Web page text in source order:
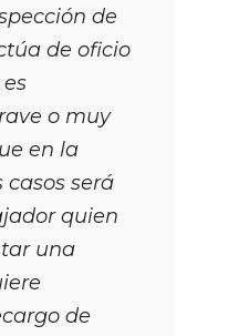
de
de oficio
o muy
en la
casos será
quien
una
de